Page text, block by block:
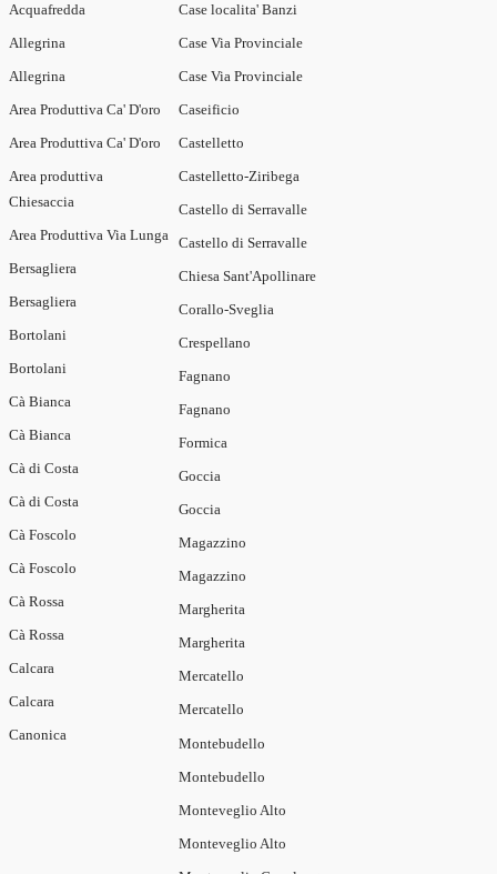
Acquafredda
Allegrina
Allegrina
Area Produttiva Ca' D'oro
Area Produttiva Ca' D'oro
Area produttiva
Chiesaccia
Area Produttiva Via Lunga
Bersagliera
Bersagliera
Bortolani
Bortolani
Cà Bianca
Cà Bianca
Cà di Costa
Cà di Costa
Cà Foscolo
Cà Foscolo
Cà Rossa
Cà Rossa
Calcara
Calcara
Canonica
Case localita' Banzi
Case Via Provinciale
Case Via Provinciale
Caseificio
Castelletto
Castelletto-Ziribega
Castello di Serravalle
Castello di Serravalle
Chiesa Sant'Apollinare
Corallo-Sveglia
Crespellano
Fagnano
Fagnano
Formica
Goccia
Goccia
Magazzino
Magazzino
Margherita
Margherita
Mercatello
Mercatello
Montebudello
Montebudello
Monteveglio Alto
Monteveglio Alto